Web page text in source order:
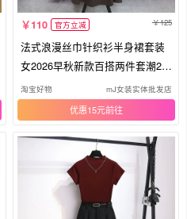
110 官方立减 125
法式浪漫丝巾针织衫半身裙套装
女2026早秋新款百搭两件套潮26
8077
淘宝好物 mJ女装实体批发店
优惠15元